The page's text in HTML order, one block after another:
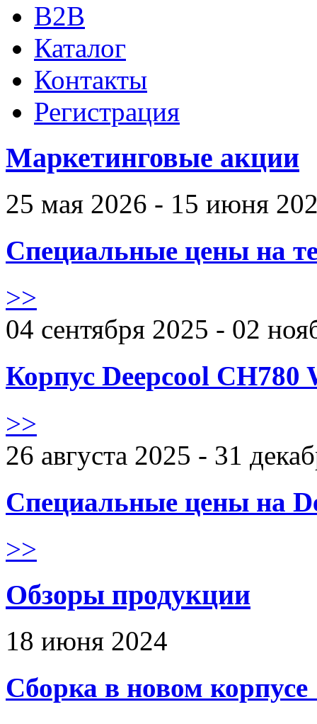
B2B
Каталог
Контакты
Регистрация
Маркетинговые акции
25 мая 2026 - 15 июня
Специальные цены на
>>
04 сентября 2025 - 02
Корпус Deepcool CH780
>>
26 августа 2025 - 31
Специальные цены на
>>
Обзоры продукции
18 июня 2024
Сборка в новом